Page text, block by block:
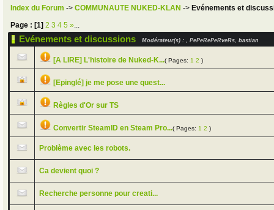
Index du Forum -> COMMUNAUTE NUKED-KLAN -> Evénements et
Page : [1] 2 3 4 5 »...
Evénements et discussions Modérateur(s) : , PePeRePeRveRs, bastian
[A LIRE] L'histoire de Nuked-K...( Pages: 1 2 )
[Epinglé] je me pose une quest...
Règles d'Or sur TS
Convertir SteamID en Steam Pro...( Pages: 1 2 )
Problème avec les robots.
Ca devient quoi ?
Recherche personne pour creati...